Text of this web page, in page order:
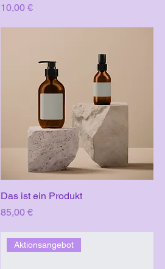
Preis
10,00 €
Das ist ein Produkt
Preis
85,00 €
Aktionsangebot